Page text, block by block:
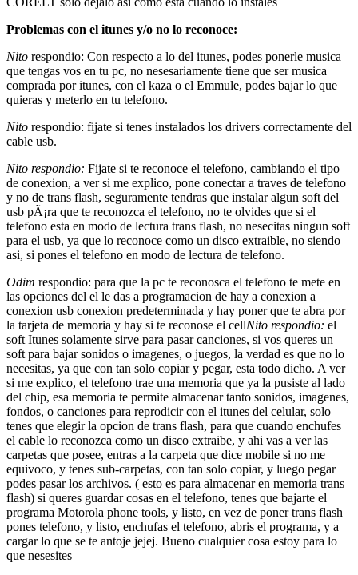
Problemas con el itunes y/o no lo reconoce:
Nito respondio: Con respecto a lo del itunes, podes ponerle musica
que tengas vos en tu pc, no nesesariamente tiene que ser musica
comprada por itunes, con el kaza o el Emmule, podes bajar lo que
quieras y meterlo en tu telefono.
Nito respondio: fijate si tenes instalados los drivers correctamente del
cable usb.
Nito respondio: Fijate si te reconoce el telefono, cambiando el tipo
de conexion, a ver si me explico, pone conectar a traves de telefono
y no de trans flash, seguramente tendras que instalar algun soft del
usb pÃ¡ra que te reconozca el telefono, no te olvides que si el
telefono esta en modo de lectura trans flash, no nesecitas ningun soft
para el usb, ya que lo reconoce como un disco extraible, no siendo
asi, si pones el telefono en modo de lectura de telefono.
Odim respondio: para que la pc te reconosca el telefono te mete en
las opciones del el le das a programacion de hay a conexion a
conexion usb conexion predeterminada y hay poner que te abra por
la tarjeta de memoria y hay si te reconose el cellNito respondio: el
soft Itunes solamente sirve para pasar canciones, si vos queres un
soft para bajar sonidos o imagenes, o juegos, la verdad es que no lo
necesitas, ya que con tan solo copiar y pegar, esta todo dicho. A ver
si me explico, el telefono trae una memoria que ya la pusiste al lado
del chip, esa memoria te permite almacenar tanto sonidos, imagenes,
fondos, o canciones para reprodicir con el itunes del celular, solo
tenes que elegir la opcion de trans flash, para que cuando enchufes
el cable lo reconozca como un disco extraibe, y ahi vas a ver las
carpetas que posee, entras a la carpeta que dice mobile si no me
equivoco, y tenes sub-carpetas, con tan solo copiar, y luego pegar
podes pasar los archivos. ( esto es para almacenar en memoria trans
flash) si queres guardar cosas en el telefono, tenes que bajarte el
programa Motorola phone tools, y listo, en vez de poner trans flash
pones telefono, y listo, enchufas el telefono, abris el programa, y a
cargar lo que se te antoje jejej. Bueno cualquier cosa estoy para lo
que nesesites